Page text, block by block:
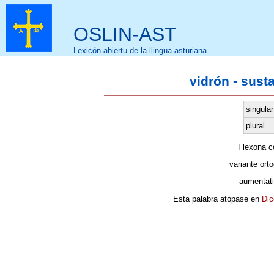
OSLIN-AST
Lexicón abiertu de la llingua asturiana
vidrón -
singular
plural
Flexona
variante
Esta palabra atópase en